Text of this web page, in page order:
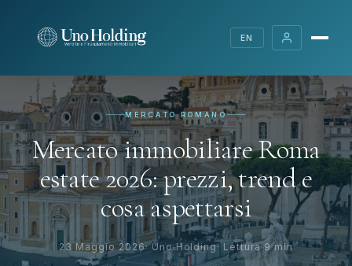
EN
MERCATO ROMANO
Mercato immobiliare Roma
estate 2026: prezzi, trend e
cosa aspettarsi
23 Maggio 2026 Uno Holding Lettura 9 min